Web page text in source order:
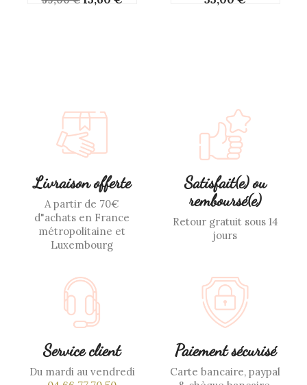
Livraison offerte
A partir de 70€
d"achats en France
métropolitaine et
Luxembourg
Satisfait(e) ou
remboursé(e)
Retour gratuit sous 14
jours
Service client
Du mardi au vendredi
Paiement sécurisé
Carte bancaire, paypal